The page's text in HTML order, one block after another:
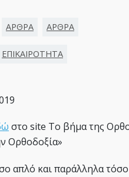
ΑΡΘΡΑ ΑΡΘΡΑ
ΕΠΙΚΑΙΡΟΤΗΤΑ
στο site Το βήμα της
Ορθοδοξία»
απλό και παράλληλα